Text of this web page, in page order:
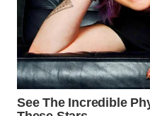
WN
SUKABUMI
WN
PURWAKARTA